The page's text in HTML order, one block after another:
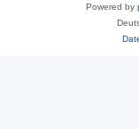
Powered by